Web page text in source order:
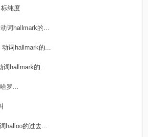
纯度
动词hallmark的...
动词hallmark的...
词hallmark的...
罗...
halloo的过去...